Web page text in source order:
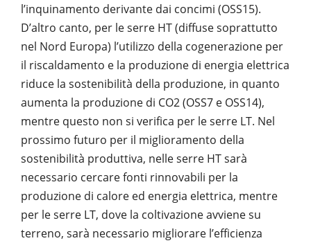
l’inquinamento derivante dai concimi (OSS15).
D’altro canto, per le serre HT (diffuse soprattutto
nel Nord Europa) l’utilizzo della cogenerazione per
il riscaldamento e la produzione di energia elettrica
riduce la sostenibilità della produzione, in quanto
aumenta la produzione di CO2(OSS7 e OSS14),
mentre questo non si verifica per le serre LT. Nel
prossimo futuro per il miglioramento della
sostenibilità produttiva, nelle serre HT sarà
necessario cercare fonti rinnovabili per la
produzione di calore ed energia elettrica, mentre
per le serre LT, dove la coltivazione avviene su
terreno, sarà necessario migliorare l’efficienza